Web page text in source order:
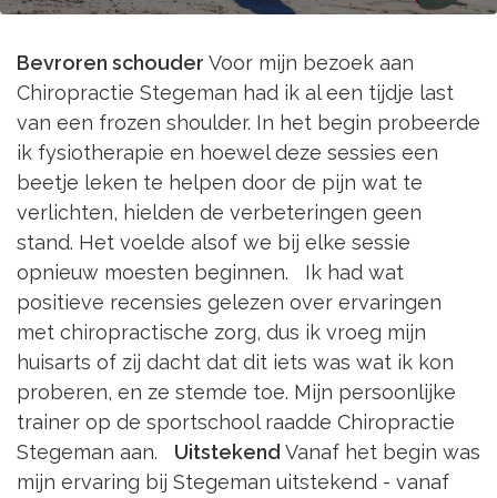
Bevroren schouder Voor mijn bezoek aan
Chiropractie Stegeman had ik al een tijdje last
van een frozen shoulder. In het begin probeerde
ik fysiotherapie en hoewel deze sessies een
beetje leken te helpen door de pijn wat te
verlichten, hielden de verbeteringen geen
stand. Het voelde alsof we bij elke sessie
opnieuw moesten beginnen. Ik had wat
positieve recensies gelezen over ervaringen
met chiropractische zorg, dus ik vroeg mijn
huisarts of zij dacht dat dit iets was wat ik kon
proberen, en ze stemde toe. Mijn persoonlijke
trainer op de sportschool raadde Chiropractie
Stegeman aan. Uitstekend Vanaf het begin was
mijn ervaring bij Stegeman uitstekend - vanaf